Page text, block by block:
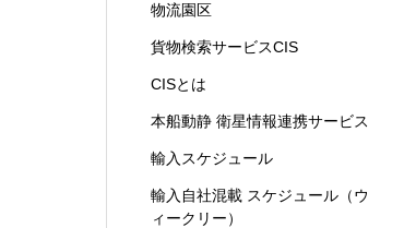
物流園区
貨物検索サービスCIS
CISとは
本船動静 衛星情報連携サービス
輸入スケジュール
輸入自社混載 スケジュール（ウ
ィークリー）